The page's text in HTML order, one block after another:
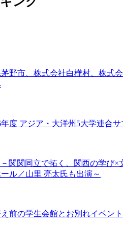
野市、株式会社白樺村、株式
度 アジア・大洋州5大学連合
－関関同立で拓く、関西の学
ル／山里 亮太氏も出演～
前の学生会館とお別れイベン